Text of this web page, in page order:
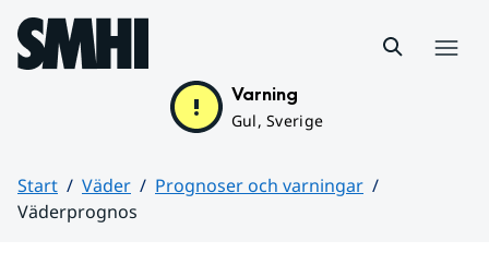
Hoppa till sidans innehåll
Varning
Gul, Sverige
Start Väder
Prognoser och varningar
Väderprognos